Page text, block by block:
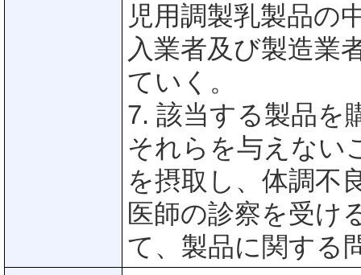
児用調製乳製品の
入業者及び製造業
ていく。
7. 該当する製品を
それらを与えない
を摂取し、体調不
医師の診察を受け
て、製品に関する